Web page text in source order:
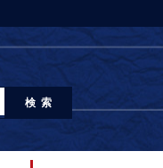
検索